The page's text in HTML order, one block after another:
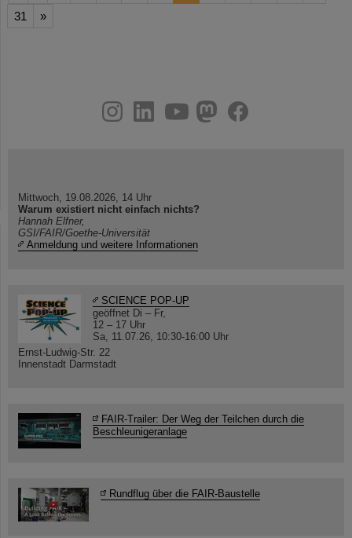
31
»
youtube
helmholtz.social
facebook
Mittwoch, 19.08.2026, 14 Uhr
Warum existiert nicht einfach nichts?
Hannah Elfner,
GSI/FAIR/Goethe-Universität
Anmeldung und weitere Informationen
SCIENCE POP-UP
geöffnet Di – Fr,
12 – 17 Uhr
Sa, 11.07.26, 10:30-16:00 Uhr
Ernst-Ludwig-Str. 22
Innenstadt Darmstadt
FAIR-Trailer: Der Weg der Teilchen durch die
Beschleunigeranlage
Rundflug über die FAIR-Baustelle